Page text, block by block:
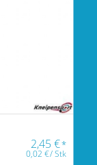
2,45€*
0,02€/Stk